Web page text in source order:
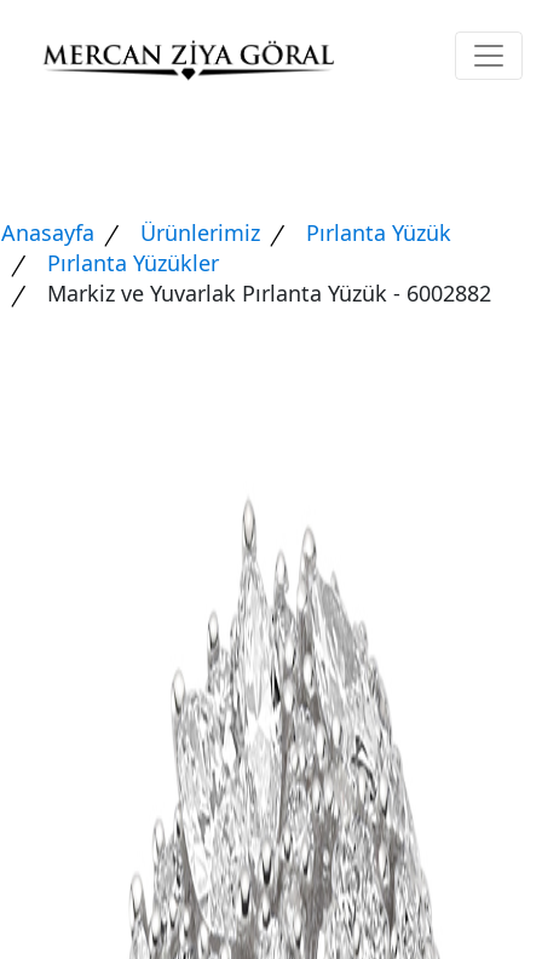
Anasayfa Ürünlerimiz
Pırlanta Yüzük
Pırlanta Yüzükler
Markiz ve Yuvarlak Pırlanta Yüzük - 6002882